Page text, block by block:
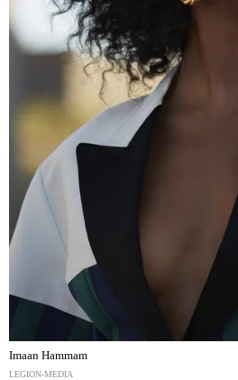
Imaan Hammam
LEGION-MEDIA